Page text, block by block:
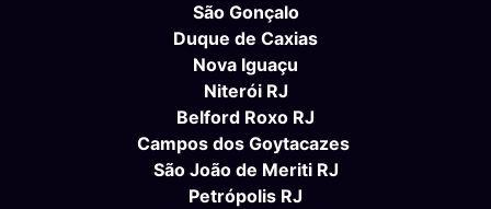
São Gonçalo
Duque de Caxias
Nova Iguaçu
Niterói RJ
Belford Roxo RJ
Campos dos Goytacazes
São João de Meriti RJ
Petrópolis RJ